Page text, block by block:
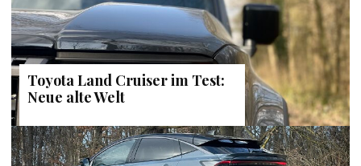
Toyota Land Cruiser im Test:
Neue alte Welt